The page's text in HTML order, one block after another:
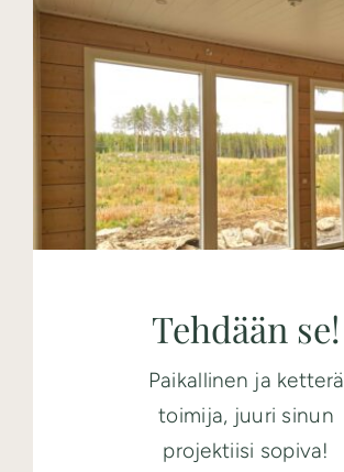
Tehdään se!
Paikallinen ja ketterä
toimija, juuri sinun
projektiisi sopiva!